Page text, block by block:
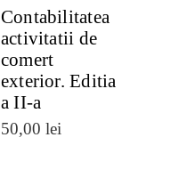
Contabilitatea
activitatii de
comert
exterior. Editia
a II-a
50,00 lei